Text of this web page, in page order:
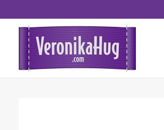
Inhalt
springen